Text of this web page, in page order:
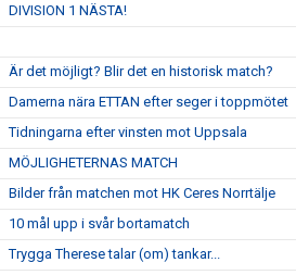
DIVISION 1 NÄSTA!
Är det möjligt? Blir det en historisk match?
Damerna nära ETTAN efter seger i toppmötet
Tidningarna efter vinsten mot Uppsala
MÖJLIGHETERNAS MATCH
Bilder från matchen mot HK Ceres Norrtälje
10 mål upp i svår bortamatch
Trygga Therese talar (om) tankar...